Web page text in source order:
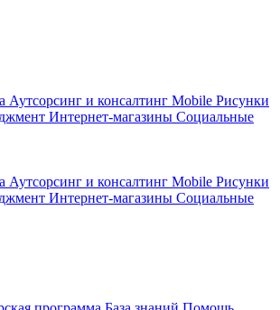
Аутсорсинг и консалтинг Mobile Рисунки
Интернет-магазины Социальные
Аутсорсинг и консалтинг Mobile Рисунки
Интернет-магазины Социальные